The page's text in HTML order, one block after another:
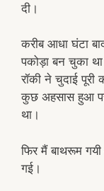
दी।
करीब आधा घंटा
पकोड़ा बन चुका
रॉकी ने चुदाई
कुछ अहसास हुआ
था।
फिर मैं बाथरूम
गई।